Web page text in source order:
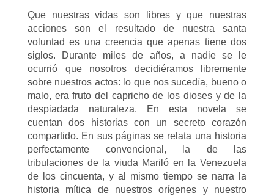
Que nuestras vidas son libres y que nuestras
acciones son el resultado de nuestra santa
voluntad es una creencia que apenas tiene dos
siglos. Durante miles de años, a nadie se le
ocurrió que nosotros decidiéramos libremente
sobre nuestros actos: lo que nos sucedía, bueno o
malo, era fruto del capricho de los dioses y de la
despiadada naturaleza. En esta novela se
cuentan dos historias con un secreto corazón
compartido. En sus páginas se relata una historia
perfectamente convencional, la de las
tribulaciones de la viuda Mariló en la Venezuela
de los cincuenta, y al mismo tiempo se narra la
historia mítica de nuestros orígenes y nuestro